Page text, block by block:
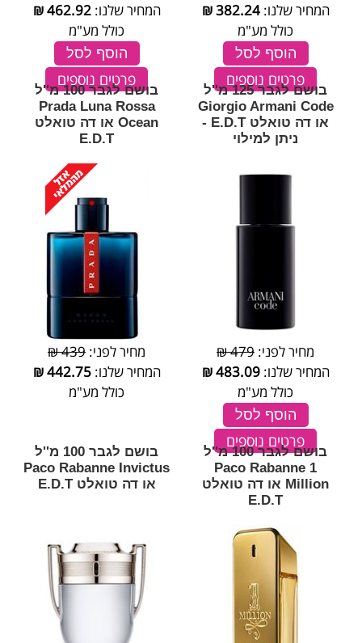
המחיר שלנו:382.24
₪
כולל מע"מ
הוסף לסל
פרטים נוספים
המחיר שלנו:462.92
₪
כולל מע"מ
הוסף לסל
פרטים נוספים
בושם לגבר 125 מ''ל
Giorgio Armani Code
או דה טואלט E.D.T -
ניתן למילוי
מחיר לפני: 479 ₪
המחיר שלנו:483.09
₪
כולל מע"מ
הוסף לסל
פרטים נוספים
בושם לגבר 100 מ''ל
Prada Luna Rossa
Ocean או דה טואלט
E.D.T
מחיר לפני: 439 ₪
המחיר שלנו:442.75
₪
כולל מע"מ
בושם לגבר 100 מ''ל
Paco Rabanne 1
Million או דה טואלט
E.D.T
בושם לגבר 100 מ''ל
Paco Rabanne Invictus
או דה טואלט E.D.T